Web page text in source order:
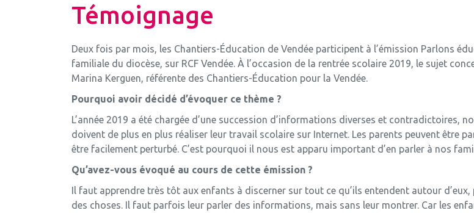
Témoignage
Deux fois par mois, les Chantiers-Éducation de Vendée participent à l’émission Parlons
familiale du diocèse, sur RCF Vendée. À l’occasion de la rentrée scolaire 2019, le sujet
Marina Kerguen, référente des Chantiers-Éducation pour la Vendée.
Pourquoi avoir décidé d’évoquer ce thème ?
L’année 2019 a été chargée d’une succession d’informations diverses et contradictoires,
doivent de plus en plus réaliser leur travail scolaire sur Internet. Les parents peuvent être
être facilement perturbé. C’est pourquoi il nous est apparu important d’en parler à nos
Qu’avez-vous évoqué au cours de cette émission ?
Il faut apprendre très tôt aux enfants à discerner sur tout ce qu’ils entendent autour
des choses. Il faut parfois leur parler des informations, mais sans leur montrer. Car les